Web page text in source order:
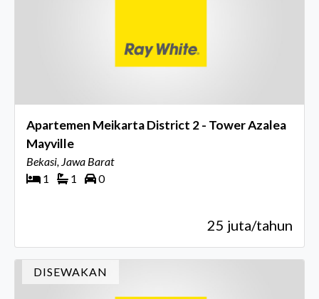
Apartemen Meikarta District 2 - Tower Azalea
Mayville
Bekasi, Jawa Barat
1
1 0
25 juta/tahun
DISEWAKAN